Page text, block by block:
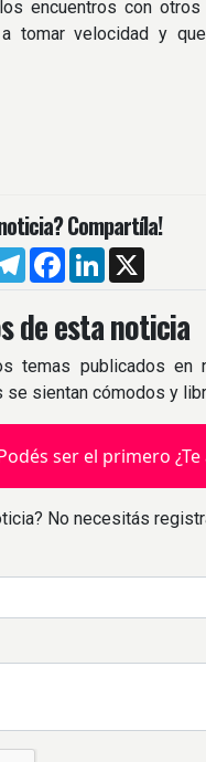
encuentros con
tomar velocidad y
Compartíla!
TelegramFacebook
LinkedIn
de esta noticia
temas publicados
se sientan cómodos y
ser el primero ¿Te
No necesitás